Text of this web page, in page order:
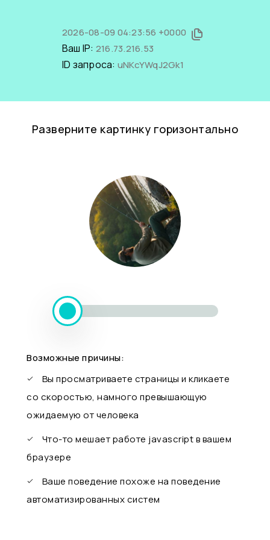
2026-08-09 04:23:56 +0000
Ваш IP: 216.73.216.53
ID запроса: uNKcYWqJ2Gk1
Разверните картинку горизонтально
Возможные причины:
Вы просматриваете страницы и кликаете
со скоростью, намного превышающую
ожидаемую от человека
Что-то мешает работе javascript в вашем
браузере
Ваше поведение похоже на поведение
автоматизированных систем